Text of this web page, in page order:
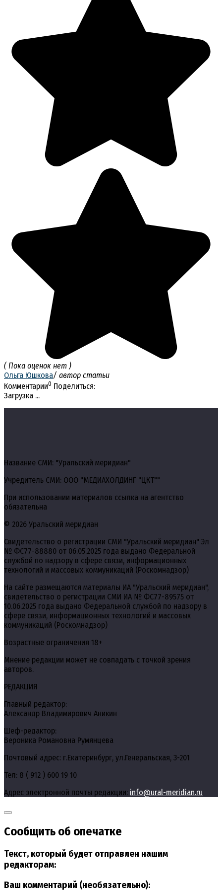
( Пока оценок нет )
Ольга Юшкова/ автор статьи
Комментарии0 Поделиться:
Загрузка ...
Название СМИ: "Уральский меридиан"
Учредитель СМИ: ООО "МЕДИАХОЛДИНГ "ЦКТ""
При использовании материалов ссылка на агентство
обязательна
© 2026 Уральский меридиан
Свидетельство о регистрации СМИ "Уральский меридиан" Эл
№ ФС77-88880 от 06.05.2025 года выдано Федеральной
службой по надзору в сфере связи, информационных
технологий и массовых коммуникаций (Роскомнадзор)
На сайте размещаются материалы ИА "Уральский меридиан",
свидетельство о регистрации СМИ ИА № ФС77-89575 от
10.06.2025 года выдано Федеральной службой по надзору в
сфере связи, информационных технологий и массовых
коммуникаций (Роскомнадзор)
Возрастные ограничения 18+
Мнение редакции может не совпадать с точкой зрения
авторов.
РЕДАКЦИЯ
Главный редактор:
Александр Владимирович Аникин
Шеф-редактор:
Вероника Романовна Румянцева
Почтовый адрес: г.Екатеринбург, ул.Генеральская, 3-201
Тел: 8 ( 912 ) 600 19 10
Адрес электронной почты редакции: info@ural-meridian.ru
Сообщить об опечатке
Текст, который будет отправлен нашим
редакторам:
Ваш комментарий (необязательно):